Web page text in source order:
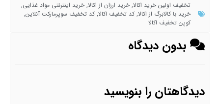
تخفیف اولین خرید اکالا, خرید ارزان از اکالا, خرید اینترنتی مواد غذایی,
خرید با کالابرگ از اکالا,کد تخفیف اکالا,کد تخفیف سوپرمارکت آنلاین,
کوپن تخفیف اکالا
بدون دیدگاه
دیدگاهتان را بنویسید